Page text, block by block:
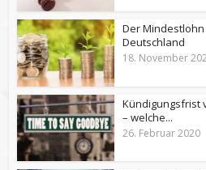
Der Mindestlohn
Deutschland
18. November
Kündigungsfrist
– welche...
26. Februar 2020